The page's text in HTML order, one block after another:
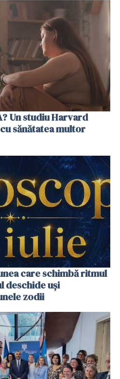
Un studiu Harvard
sănătatea multor
care schimbă ritmul
deschide uși
zodii